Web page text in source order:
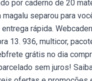
por caderno de 20
separou para
rápida.
13. 936, multicor,
grátis no dia
sem juros!